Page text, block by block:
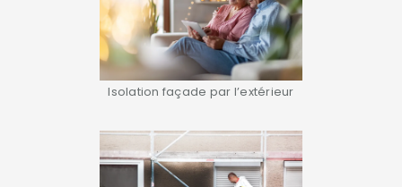
Isolation façade par l’extérieur